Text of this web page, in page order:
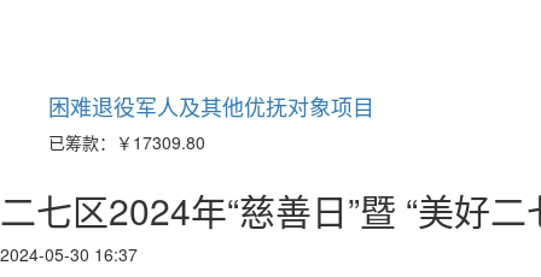
困难退役军人及其他优抚对象项目
已筹款： ￥17309.80
二七区2024年“慈善日”暨 “美好
2024-05-30 16:37